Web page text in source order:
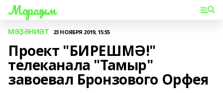
Мораҙым
МӘҘӘНИӘТ 23 НОЯБРЯ 2019, 15:55
Проект "БИРЕШМӘ!"
телеканала "Тамыр"
завоевал Бронзового Орфея